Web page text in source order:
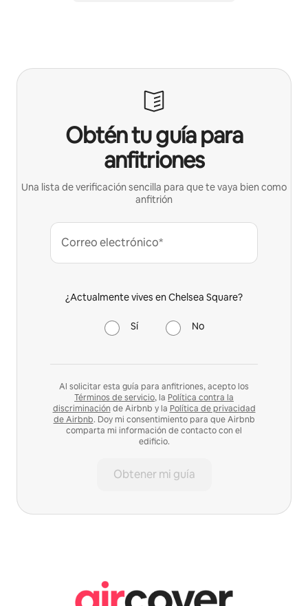
Obtén tu guía para
anfitriones
Una lista de verificación sencilla para que te vaya bien como
anfitrión
Correo electrónico*
¿Actualmente vives en Chelsea Square?
Sí No
Al solicitar esta guía para anfitriones, acepto los
Términos de servicio, la Política contra la
discriminación de Airbnb y la Política de privacidad
de Airbnb. Doy mi consentimiento para que Airbnb
comparta mi información de contacto con el
edificio.
Obtener mi guía